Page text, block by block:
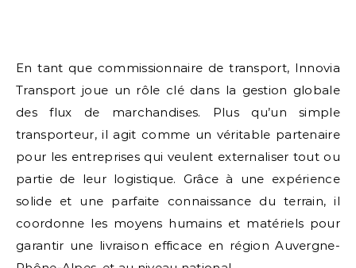
En tant que commissionnaire de transport, Innovia
Transport joue un rôle clé dans la gestion globale
des flux de marchandises. Plus qu’un simple
transporteur, il agit comme un véritable partenaire
pour les entreprises qui veulent externaliser tout ou
partie de leur logistique. Grâce à une expérience
solide et une parfaite connaissance du terrain, il
coordonne les moyens humains et matériels pour
garantir une livraison efficace en région Auvergne-